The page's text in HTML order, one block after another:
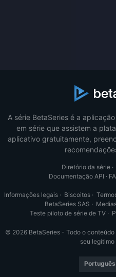
A série BetaSeries é a
em série que assistem a
aplicativo gratuitamente,
Diretório da série ·
Documentação API ·
Informações legais · Biscoitos ·
BetaSeries SAS ·
Teste piloto de série de TV·
© 2026 BetaSeries - Todo o
seu